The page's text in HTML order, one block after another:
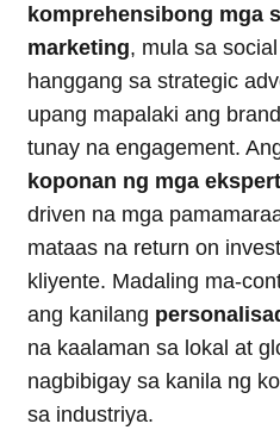
komprehensibong mga
marketing, mula sa
hanggang sa strategic
upang mapalaki ang
tunay na engagement.
koponan ng mga
driven na mga
mataas na return on
kliyente. Madaling ma-
ang kanilang
na kaalaman sa lokal at
nagbibigay sa kanila ng
sa industriya.